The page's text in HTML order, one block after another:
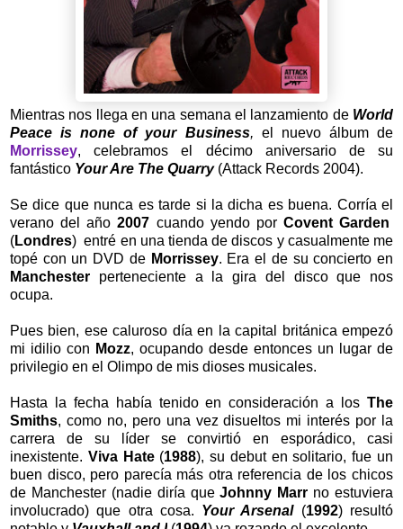
Mientras nos llega en una semana el lanzamiento de World
Peace is none of your Business, el nuevo álbum de
Morrissey,
celebramos el décimo aniversario de su
fantástico Your Are The Quarry(Attack Records 2004).
Se dice que nunca es tarde si la dicha es buena. Corría el
verano del año2007 cuando yendo porCovent Garden
(Londres) entré en una tienda de discos y casualmente me
topé con un DVD de Morrissey. Era el de su concierto en
Manchester perteneciente a la gira del disco que nos
ocupa.
Pues bien, ese caluroso día en la capital británica empezó
mi idilio con Mozz, ocupando desde entonces un lugar de
privilegio en el Olimpo de mis dioses musicales.
Hasta la fecha había tenido en consideración a los The
Smiths, como no, pero una vez disueltos mi interés por la
carrera de su líder se convirtió en esporádico, casi
inexistente. Viva Hate (1988), su debut en solitario, fue un
buen disco, pero parecía más otra referencia de los chicos
de Manchester (nadie diría queJohnny Marr no estuviera
involucrado) que otra cosa. Your Arsenal (1992) resultó